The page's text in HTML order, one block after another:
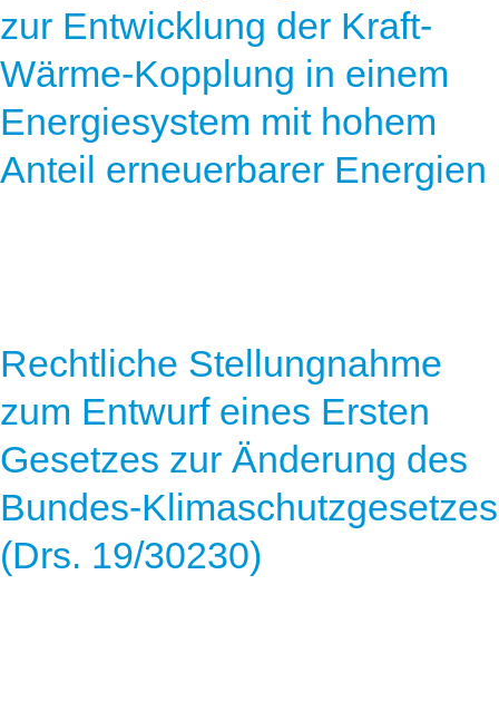
zur Entwicklung der Kraft-
Wärme-Kopplung in einem
Energiesystem mit hohem
Anteil erneuerbarer Energien
Rechtliche Stellungnahme
zum Entwurf eines Ersten
Gesetzes zur Änderung des
Bundes-Klimaschutzgesetzes
(Drs. 19/30230)